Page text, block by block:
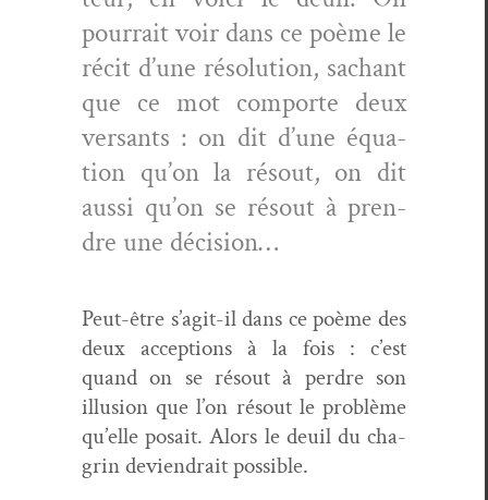
pour­rait voir dans ce poème le
réc­it d’une réso­lu­tion, sachant
que ce mot com­porte deux
ver­sants : on dit d’une équa­
tion qu’on la résout, on dit
aus­si qu’on se résout à pren­
dre une décision…
Peut-être s’agit-il dans ce poème des
deux accep­tions à la fois : c’est
quand on se résout à per­dre son
illu­sion que l’on résout le prob­lème
qu’elle posait. Alors le deuil du cha­
grin deviendrait possible.